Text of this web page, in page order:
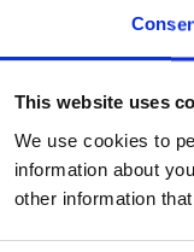
This website uses
We use cookies to
information about
other information